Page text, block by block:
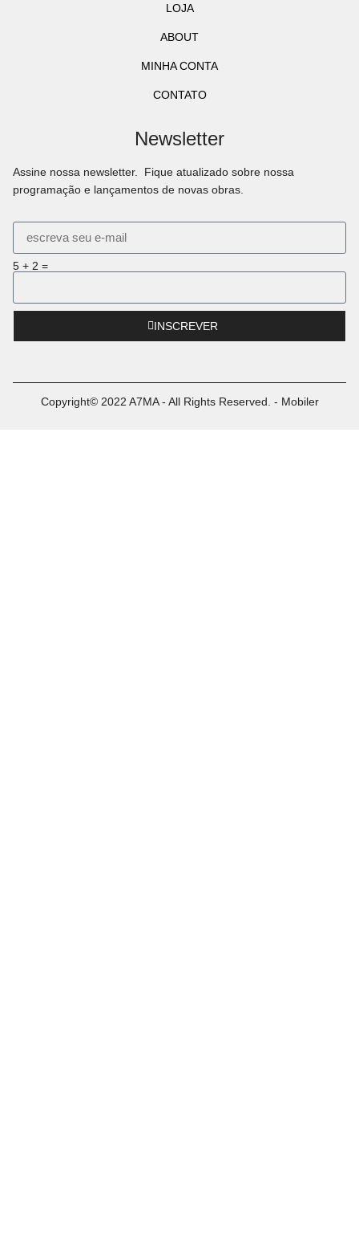
LOJA
ABOUT
MINHA CONTA
CONTATO
Newsletter
Assine nossa newsletter. Fique atualizado sobre nossa
programação e lançamentos de novas obras.
5 + 2 =
INSCREVER
Copyright© 2022 A7MA - All Rights Reserved. - Mobiler